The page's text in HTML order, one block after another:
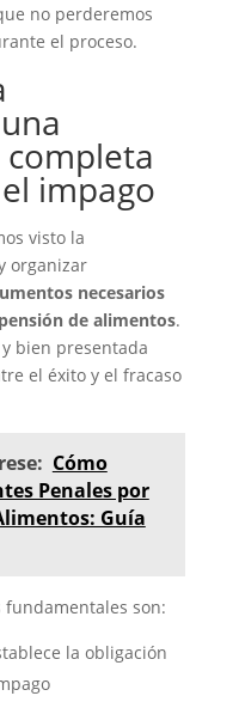
no perderemos
el proceso.
impago
visto la
organizar
necesarios
de alimentos.
bien presentada
el éxito y el fracaso
Cómo
Penales por
Guía
fundamentales son:
la obligación